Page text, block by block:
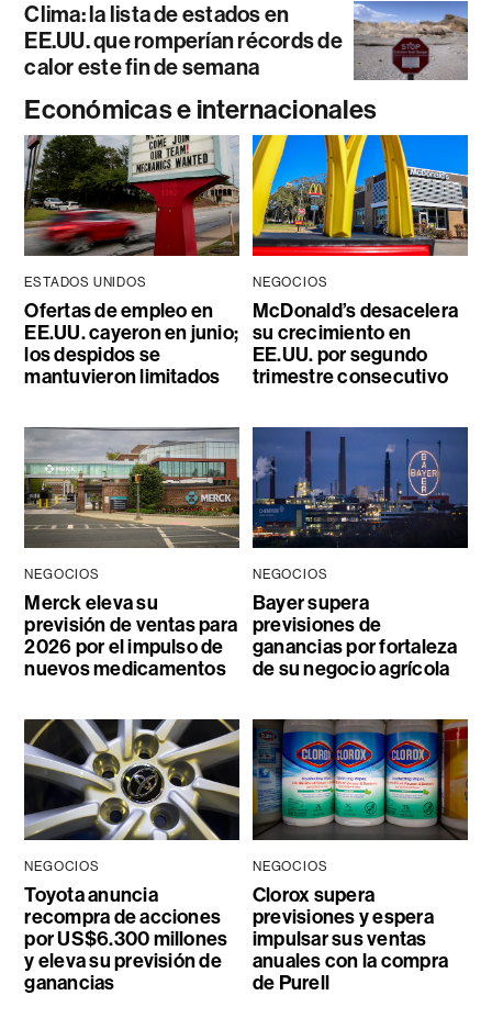
Clima: la lista de estados en
EE.UU. que romperían récords de
calor este fin de semana
Económicas e internacionales
ESTADOS UNIDOS
Ofertas de empleo en
EE.UU. cayeron en junio;
los despidos se
mantuvieron limitados
NEGOCIOS
McDonald’s desacelera
su crecimiento en
EE.UU. por segundo
trimestre consecutivo
NEGOCIOS
Merck eleva su
previsión de ventas para
2026 por el impulso de
nuevos medicamentos
NEGOCIOS
Bayer supera
previsiones de
ganancias por fortaleza
de su negocio agrícola
NEGOCIOS
Toyota anuncia
recompra de acciones
por US$6.300 millones
y eleva su previsión de
ganancias
NEGOCIOS
Clorox supera
previsiones y espera
impulsar sus ventas
anuales con la compra
de Purell